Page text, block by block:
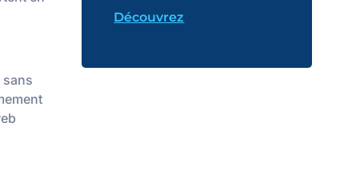
sans
Découvrez